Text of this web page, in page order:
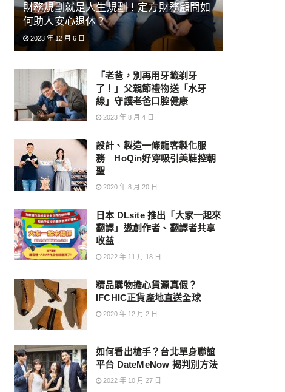
財務規劃就是人生規劃！定方財務顧問如
何助人安心退休？
2023 年 12 月 6 日
「老爸，別再用牙籤剃牙
了！」父親節禮物送「水牙
線」守護老爸口腔健康
2023 年 8 月 4 日
設計、製造一條龍客製化服
務 HoQin好穿吸引美鞋控朝
聖
2020 年 8 月 20 日
日本 DLsite 推出「大家一起來
翻譯」邀創作者、翻譯者共享
收益
2022 年 11 月 18 日
精品購物擔心貨源真假？
IFCHIC正貨產地直送全球
2020 年 12 月 2 日
如何看出槍手？台北單身聯誼
平台 DateMeNow 揭判別方法
2022 年 10 月 27 日